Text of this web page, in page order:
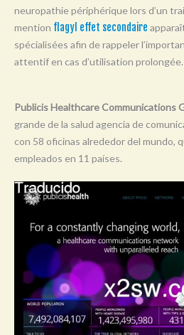
Y
neuropathie périphérique lors d’un
mention flagyl effet secondaire
spécialisées afin de rappeler
attentif en cas d’utilisation prolongée.
Publicis Healthcare Communications
grande de la salud agencia de
con 58 oficinas alrededor del mundo,
empleados en 11 países.